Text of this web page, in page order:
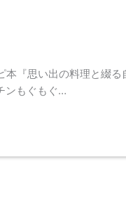
『思い出の料理と綴
ンもぐもぐ…